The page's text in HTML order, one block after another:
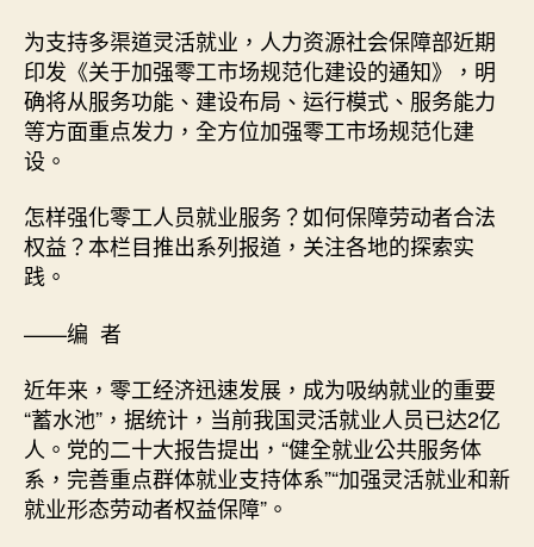
查
包
養
心
务
（倾
听
工
市
场）
_
中
为支持多渠道灵活就业，人力资源社会保障部近期
印发《关于加强零工市场规范化建设的通知》，明
确将从服务功能、建设布局、运行模式、服务能力
等方面重点发力，全方位加强零工市场规范化建
设。
怎样强化零工人员就业服务？如何保障劳动者合法
权益？本栏目推出系列报道，关注各地的探索实
践。
——编 者
近年来，零工经济迅速发展，成为吸纳就业的重要
“蓄水池”，据统计，当前我国灵活就业人员已达2亿
人。党的二十大报告提出，“健全就业公共服务体
系，完善重点群体就业支持体系”“加强灵活就业和新
就业形态劳动者权益保障”。